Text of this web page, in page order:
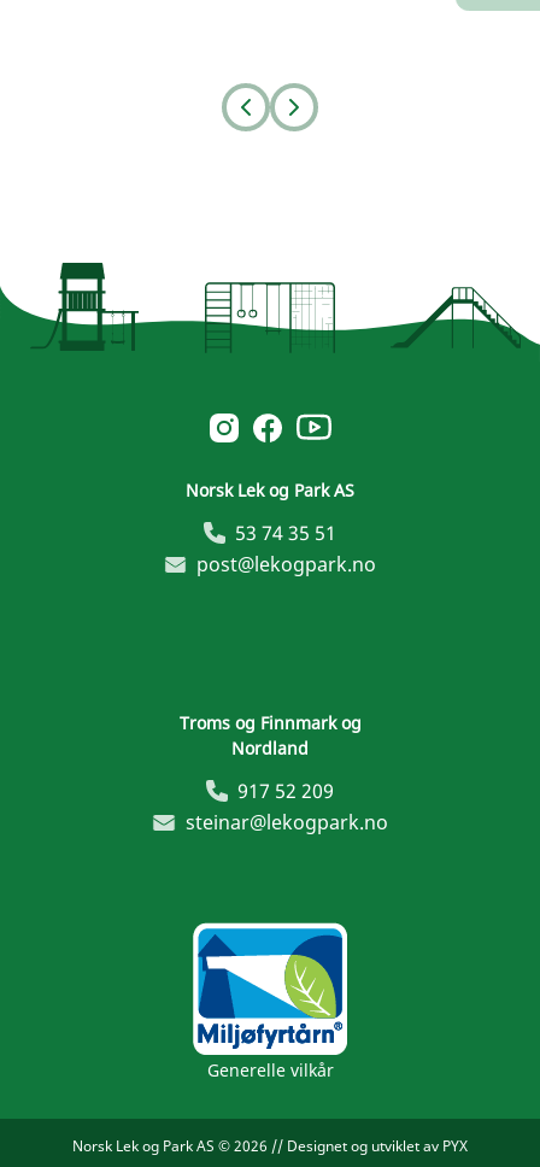
Prev Next
Norsk Leg & Park instagram
Norsk Leg & Park facebook
Norsk Leg & Park youtube
Norsk Lek og Park AS
53 74 35 51
post@lekogpark.no
Troms og Finnmark og
Nordland
917 52 209
steinar@lekogpark.no
Generelle vilkår
Norsk Lek og Park AS © 2026 // Designet og utviklet av PYX